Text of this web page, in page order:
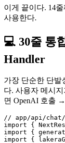
이게 끝이다. 14
사용한다.
💻 30줄 통
Handler
가장 단순한 단발
다. 사용자 메시
면 OpenAI 호출
// app/api/
import {
import {
import {